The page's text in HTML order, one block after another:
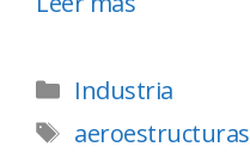
Industria
aeroestructuras